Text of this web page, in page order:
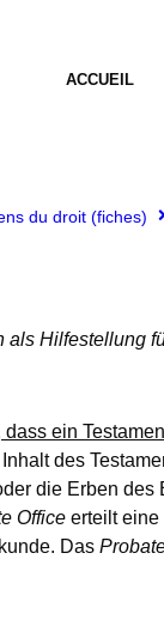
ACCUEIL
du droit (fiches)
als Hilfestellung
ein
des
die Erben
Office erteilt eine
Das